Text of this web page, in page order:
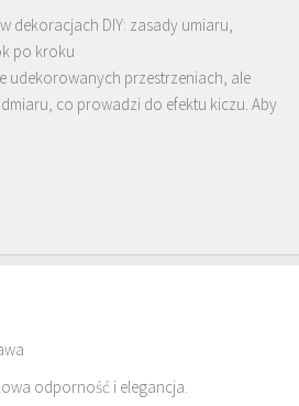
dekoracjach DIY: zasady umiaru,
po kroku
udekorowanych przestrzeniach, ale
co prowadzi do efektu kiczu. Aby
odporność i elegancja.